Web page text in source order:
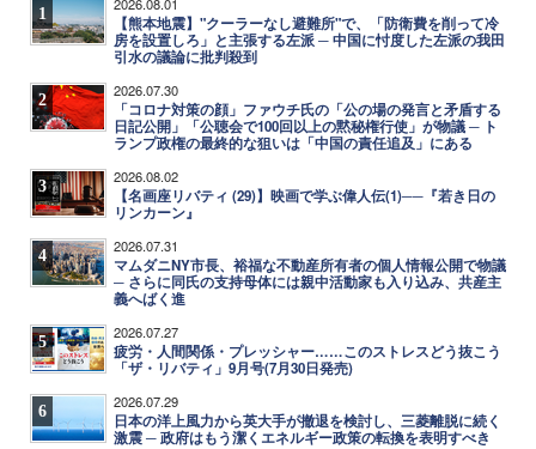
1
【熊本地震】"クーラーなし避難所"で、「防衛費を削って冷
房を設置しろ」と主張する左派 ─ 中国に忖度した左派の我田
引水の議論に批判殺到
2 2026.07.30
「コロナ対策の顔」ファウチ氏の「公の場の発言と矛盾する
日記公開」「公聴会で100回以上の黙秘権行使」が物議 ─ ト
ランプ政権の最終的な狙いは「中国の責任追及」にある
3 2026.08.02
【名画座リバティ (29)】映画で学ぶ偉人伝(1)──『若き日の
リンカーン』
4 2026.07.31
マムダニNY市長、裕福な不動産所有者の個人情報公開で物議
─ さらに同氏の支持母体には親中活動家も入り込み、共産主
義へばく進
5 2026.07.27
疲労・人間関係・プレッシャー……このストレスどう抜こう
「ザ・リバティ」9月号(7月30日発売)
6 2026.07.29
日本の洋上風力から英大手が撤退を検討し、三菱離脱に続く
激震 ─ 政府はもう潔くエネルギー政策の転換を表明すべき